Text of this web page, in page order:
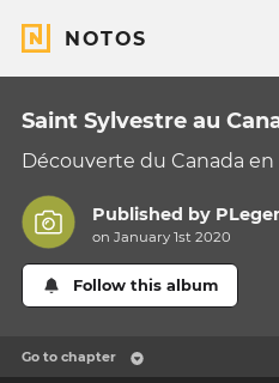
NOTOS
Saint Sylvestre au
Découverte du Canada en
Published by
on January 1st 2020
Follow this album
Go to chapter